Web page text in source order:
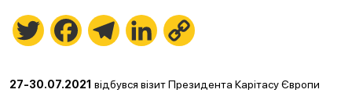
Twitter FacebookTelegramLinkedIn
27-30.07.2021 відбувся візит Президента Карітасу Європи